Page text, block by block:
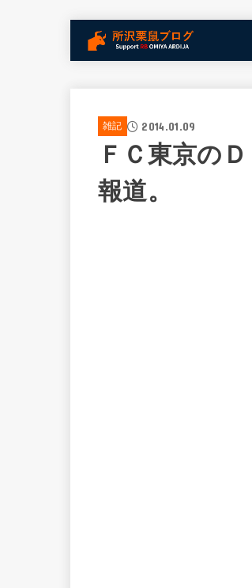
雑記 2014.01.09
ＦＣ東京の
報道。